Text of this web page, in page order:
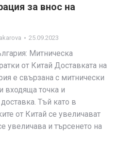
за внос на
25.09.2023
Митническа
от Китай Доставката на
е свързана с митнически
входяща точка и
Тъй като в
от Китай се увеличават
увеличава и търсенето на